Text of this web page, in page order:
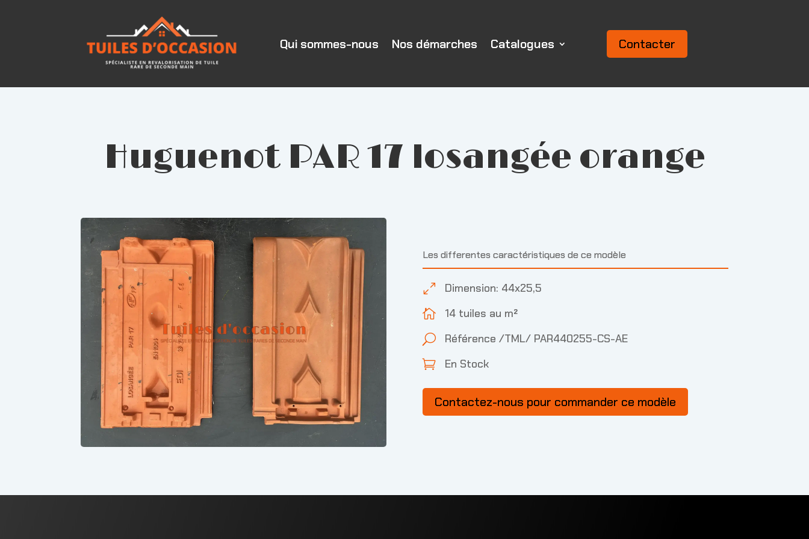
Qui sommes-nous Nos démarches Catalogues Contacter
Huguenot PAR 17 losangée orange
Les differentes caractéristiques de ce modèle
0 Dimension: 44x25,5
 14 tuiles au m²
U Référence /TML/ PAR440255-CS-AE
 En Stock
Contactez-nous pour commander ce modèle